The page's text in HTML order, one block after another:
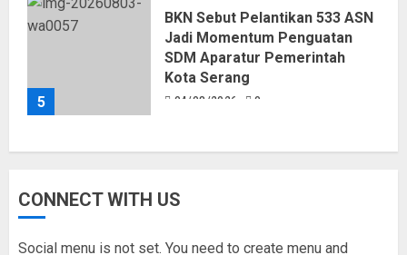
5
BKN Sebut Pelantikan 533 ASN
Jadi Momentum Penguatan
SDM Aparatur Pemerintah
Kota Serang
04/08/2026 0
CONNECT WITH US
Social menu is not set. You need to create menu and